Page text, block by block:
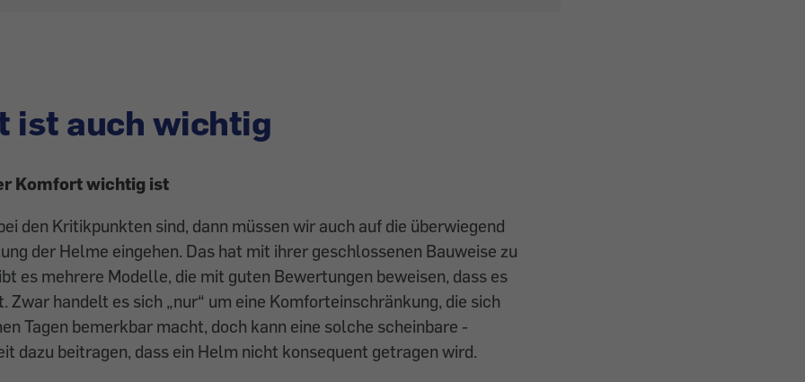
ist auch wichtig
Komfort wichtig ist
den Kritikpunkten sind, dann müssen wir auch auf die überwiegend
der Helme eingehen. Das hat mit ihrer geschlossenen Bauweise zu
es mehrere Modelle, die mit guten Bewertungen beweisen, dass es
Zwar handelt es sich „nur“ um eine Komforteinschränkung, die sich
Tagen bemerkbar macht, doch kann eine solche scheinbare
dazu beitragen, dass ein Helm nicht konsequent getragen wird.